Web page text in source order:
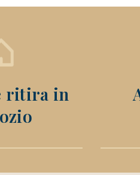
ritira in